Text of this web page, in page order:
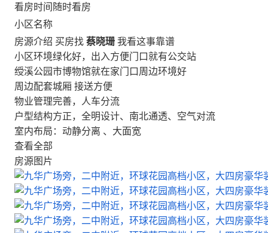
看房时间 随时看房
小区名称
房源介绍 买房找 蔡晓珊 我看这事靠谱
小区环境绿化好，出入方便门口就有公交站
绶溪公园市博物馆就在家门口周边环境好
周边配套城厢 接送方便
物业管理完善，人车分流
户型结构方正，全明设计、南北通透、空气对流
室内布局：动静分离 、大面宽
查看全部
房源图片